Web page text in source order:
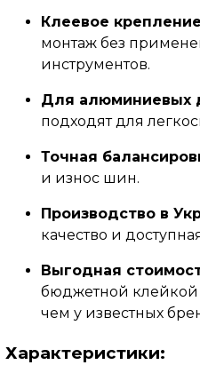
Клеевое крепление
монтаж без
инструментов.
Для алюминиевых
подходят для
Точная
и износ шин.
Производство в
качество и
Выгодная
бюджетной клейкой
чем у известных
Характеристики: